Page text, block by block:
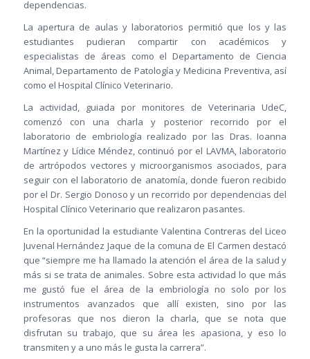
dependencias.
La apertura de aulas y laboratorios permitió que los y las
estudiantes pudieran compartir con académicos y
especialistas de áreas como el Departamento de Ciencia
Animal, Departamento de Patología y Medicina Preventiva, así
como el Hospital Clínico Veterinario.
La actividad, guiada por monitores de Veterinaria UdeC,
comenzó con una charla y posterior recorrido por el
laboratorio de embriología realizado por las Dras. Ioanna
Martínez y Lídice Méndez, continuó por el LAVMA, laboratorio
de artrópodos vectores y microorganismos asociados, para
seguir con el laboratorio de anatomía, donde fueron recibido
por el Dr. Sergio Donoso y un recorrido por dependencias del
Hospital Clínico Veterinario que realizaron pasantes.
En la oportunidad la estudiante Valentina Contreras del Liceo
Juvenal Hernández Jaque de la comuna de El Carmen destacó
que “siempre me ha llamado la atención el área de la salud y
más si se trata de animales. Sobre esta actividad lo que más
me gustó fue el área de la embriología no solo por los
instrumentos avanzados que allí existen, sino por las
profesoras que nos dieron la charla, que se nota que
disfrutan su trabajo, que su área les apasiona, y eso lo
transmiten y a uno más le gusta la carrera”.